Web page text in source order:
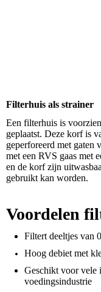
Filterhuis als strainer
Een filterhuis is
geplaatst. Deze korf is
geperforeerd met
met een RVS gaas met
en de korf zijn
gebruikt kan worden.
Voordelen
Filtert deeltjes van
Hoog debiet met
Geschikt voor vele
voedingsindustrie